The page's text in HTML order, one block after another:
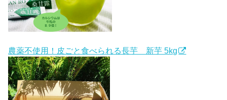
農薬不使用！皮ごと食べられる長芋 新芋 5kg